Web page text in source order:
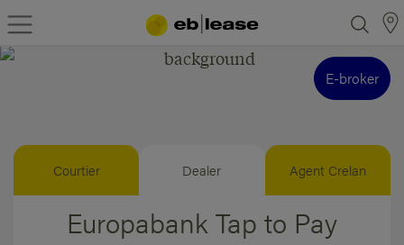
E-broker
Courtier Dealer Agent Crelan
Europabank Tap to Pay